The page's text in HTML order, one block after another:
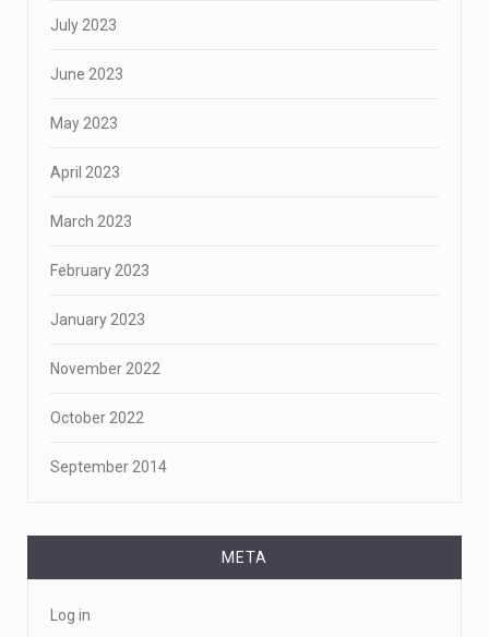
July 2023
June 2023
May 2023
April 2023
March 2023
February 2023
January 2023
November 2022
October 2022
September 2014
META
Log in